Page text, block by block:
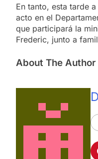
En tanto, esta tarde
acto en el
que participará la
Frederic, junto a
About The Author